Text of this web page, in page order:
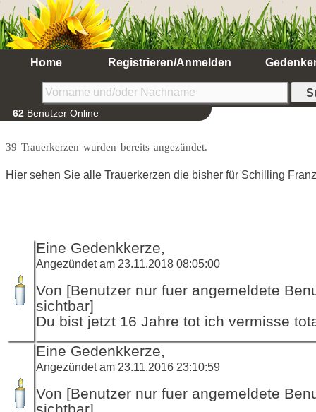
Home Registrieren/Anmelden
62 Benutzer Online
39 Trauerkerzen wurden bereits angezündet.
Hier sehen Sie alle Trauerkerzen die bisher für Schilling
Eine Gedenkkerze,
Angezündet am 23.11.2018 08:05:00
Von [Benutzer nur fuer angemeldete
sichtbar]
Du bist jetzt 16 Jahre tot ich vermisse
Eine Gedenkkerze,
Angezündet am 23.11.2016 23:10:59
Von [Benutzer nur fuer angemeldete